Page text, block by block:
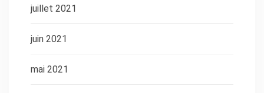
juillet 2021
juin 2021
mai 2021